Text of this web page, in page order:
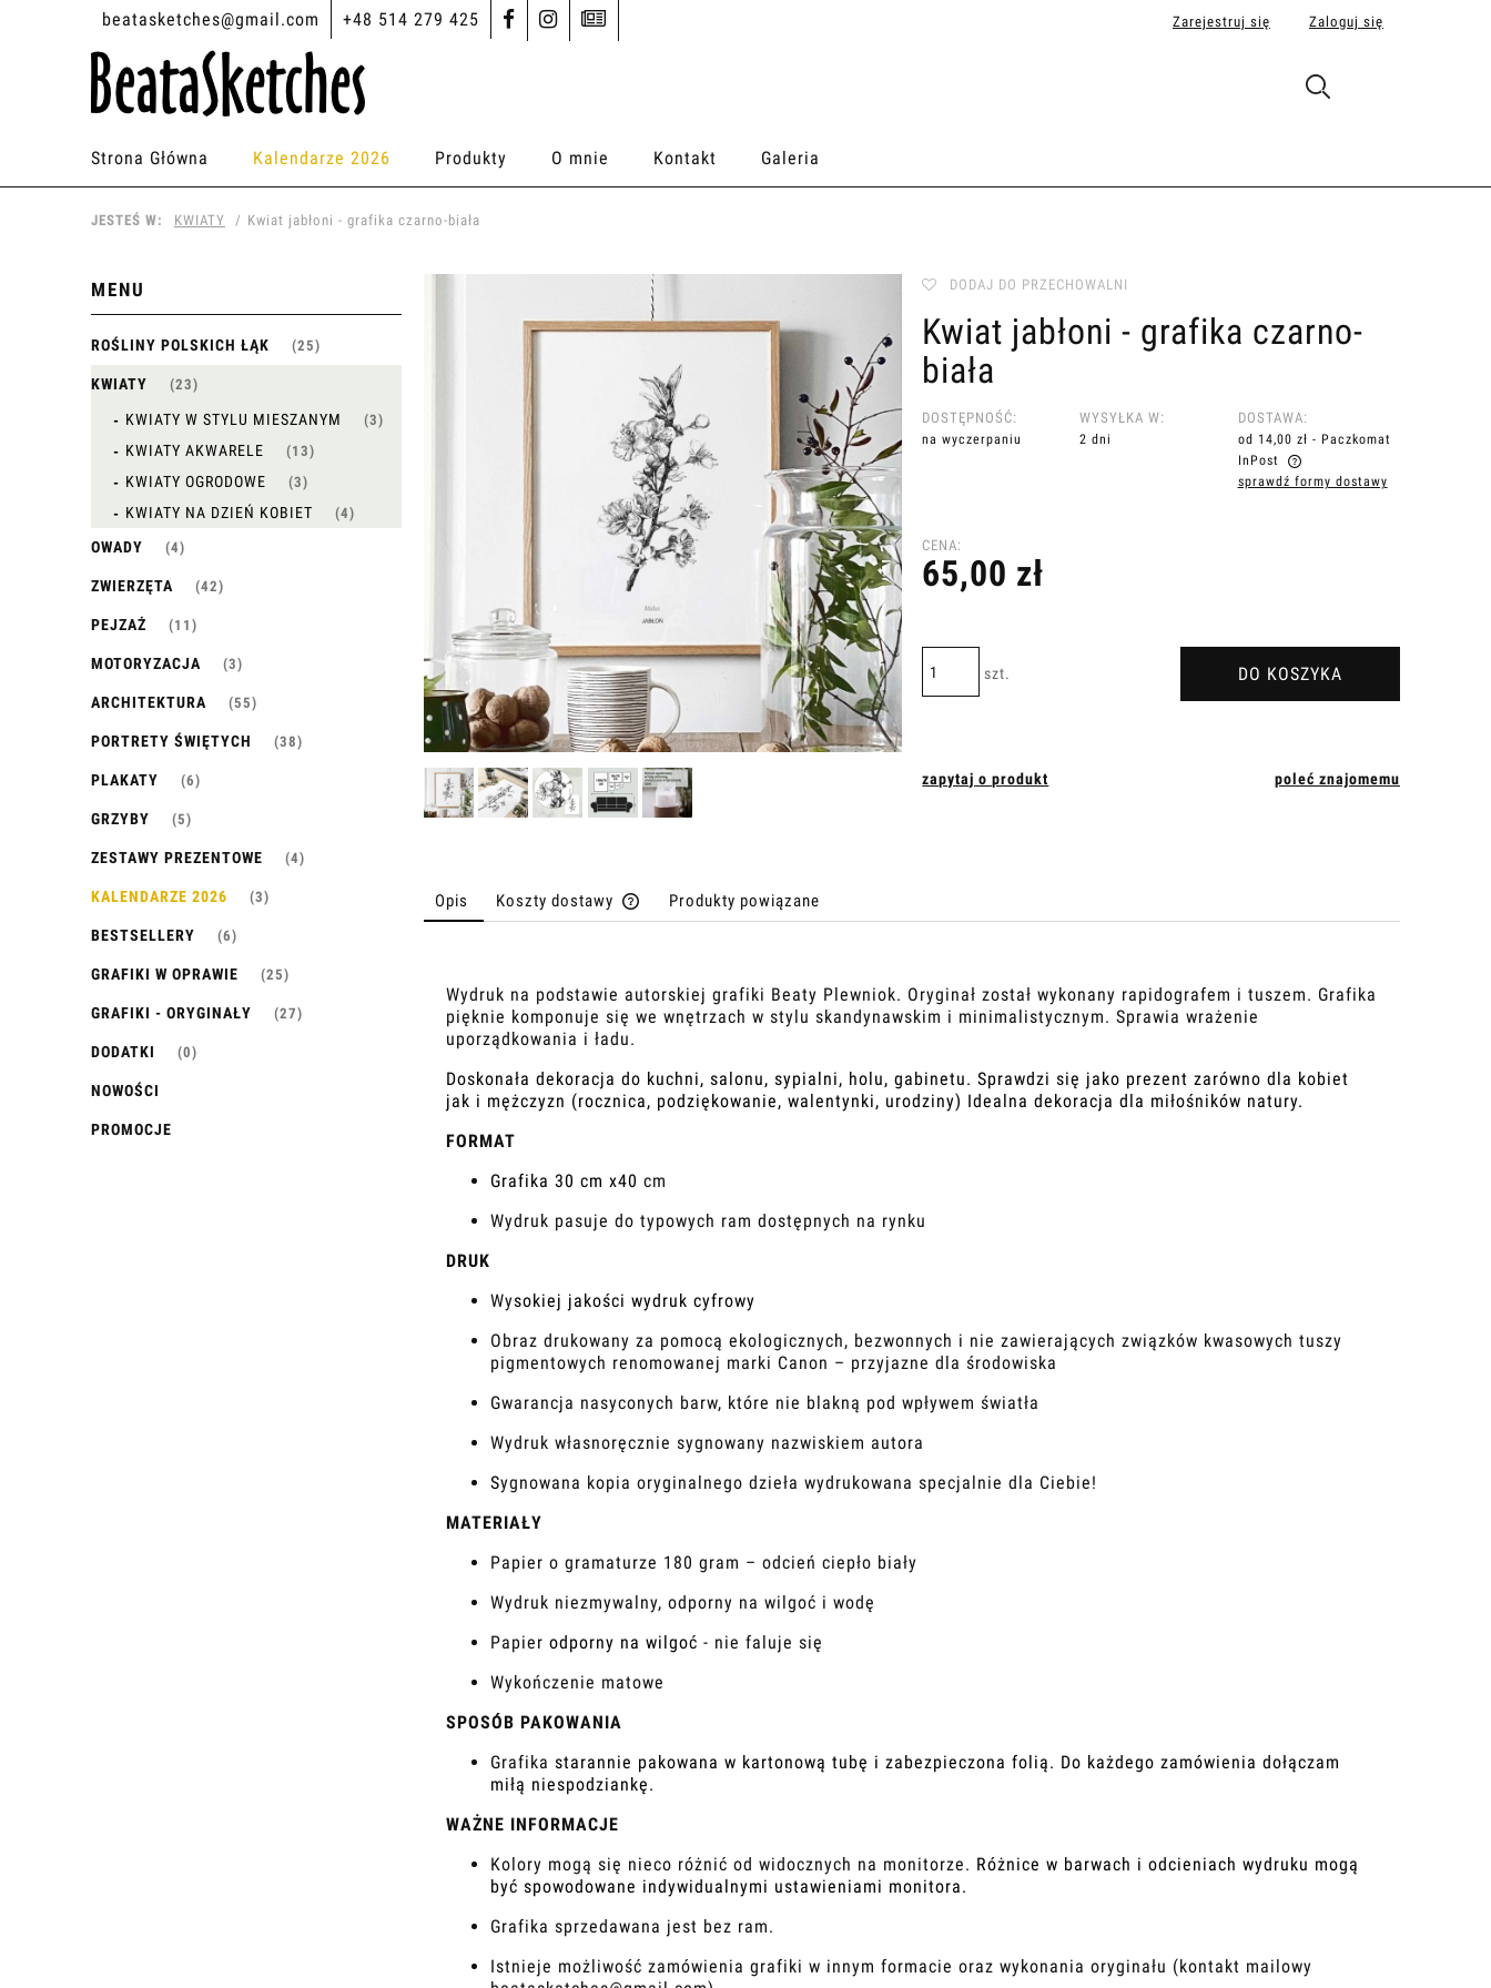
beatasketches@gmail.com +48 514 279 425 Zarejestruj się Zaloguj się
Strona Główna Kalendarze 2026 Produkty O mnie Kontakt Galeria
JESTEŚ W: KWIATY Kwiat jabłoni - grafika czarno-biała
MENU
ROŚLINY POLSKICH ŁĄK (25)
KWIATY (23)
KWIATY W STYLU MIESZANYM (3)
KWIATY AKWARELE (13)
KWIATY OGRODOWE (3)
KWIATY NA DZIEŃ KOBIET (4)
OWADY (4)
ZWIERZĘTA (42)
PEJZAŻ (11)
MOTORYZACJA (3)
ARCHITEKTURA (55)
PORTRETY ŚWIĘTYCH (38)
PLAKATY (6)
GRZYBY (5)
ZESTAWY PREZENTOWE (4)
KALENDARZE 2026 (3)
BESTSELLERY (6)
GRAFIKI W OPRAWIE (25)
GRAFIKI - ORYGINAŁY (27)
DODATKI (0)
NOWOŚCI
PROMOCJE
DODAJ DO PRZECHOWALNI
Kwiat jabłoni - grafika czarno-
biała
DOSTĘPNOŚĆ:
na wyczerpaniu
WYSYŁKA W:
2 dni
DOSTAWA:
od 14,00 zł - Paczkomat
InPost
sprawdź formy dostawy
CENA:
65,00 zł
szt. DO KOSZYKA
zapytaj o produkt poleć znajomemu
Opis Koszty dostawy Produkty powiązane
Wydruk na podstawie autorskiej grafiki Beaty Plewniok. Oryginał został wykonany rapidografem i tuszem. Grafika
pięknie komponuje się we wnętrzach w stylu skandynawskim i minimalistycznym. Sprawia wrażenie
uporządkowania i ładu.
Doskonała dekoracja do kuchni, salonu, sypialni, holu, gabinetu. Sprawdzi się jako prezent zarówno dla kobiet
jak i mężczyzn (rocznica, podziękowanie, walentynki, urodziny) Idealna dekoracja dla miłośników natury.
FORMAT
Grafika 30 cm x40 cm
Wydruk pasuje do typowych ram dostępnych na rynku
DRUK
Wysokiej jakości wydruk cyfrowy
Obraz drukowany za pomocą ekologicznych, bezwonnych i nie zawierających związków kwasowych tuszy
pigmentowych renomowanej marki Canon – przyjazne dla środowiska
Gwarancja nasyconych barw, które nie blakną pod wpływem światła
Wydruk własnoręcznie sygnowany nazwiskiem autora
Sygnowana kopia oryginalnego dzieła wydrukowana specjalnie dla Ciebie!
MATERIAŁY
Papier o gramaturze 180 gram – odcień ciepło biały
Wydruk niezmywalny, odporny na wilgoć i wodę
Papier odporny na wilgoć - nie faluje się
Wykończenie matowe
SPOSÓB PAKOWANIA
Grafika starannie pakowana w kartonową tubę i zabezpieczona folią. Do każdego zamówienia dołączam
miłą niespodziankę.
WAŻNE INFORMACJE
Kolory mogą się nieco różnić od widocznych na monitorze. Różnice w barwach i odcieniach wydruku mogą
być spowodowane indywidualnymi ustawieniami monitora.
Grafika sprzedawana jest bez ram.
Istnieje możliwość zamówienia grafiki w innym formacie oraz wykonania oryginału (kontakt mailowy